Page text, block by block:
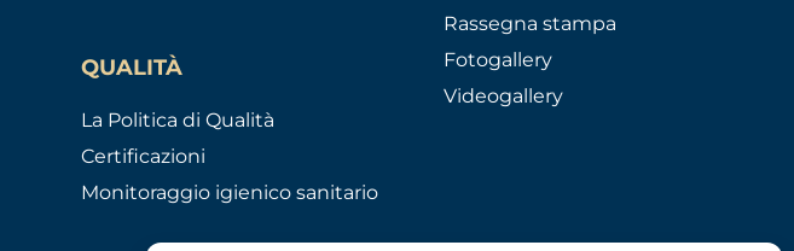
QUALITÀ
La Politica di Qualità
Certificazioni
Monitoraggio igienico sanitario
Rassegna stampa
Fotogallery
Videogallery